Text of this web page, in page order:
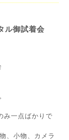
御試着会
み一点ばかりで
、小物、カメラ